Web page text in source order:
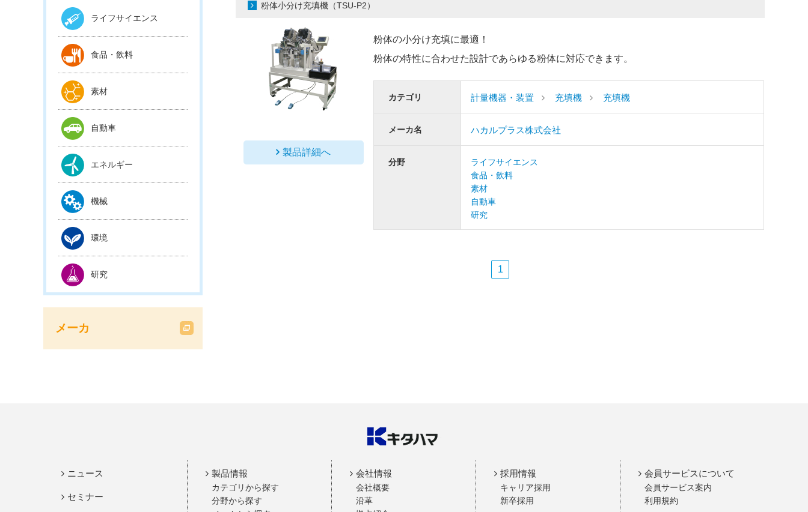
ライフサイエンス
食品・飲料
素材
自動車
エネルギー
機械
環境
研究
メーカ
粉体小分け充填機（TSU-P2）
製品詳細へ
粉体の小分け充填に最適！
粉体の特性に合わせた設計であらゆる粉体に対応できます。
カテゴリ 計量機器・装置 充填機 充填機
メーカ名 ハカルプラス株式会社
分野
ライフサイエンス
食品・飲料
素材
自動車
研究
1
ニュース
セミナー
製品情報
カテゴリから探す
分野から探す
会社情報
会社概要
沿革
採用情報
キャリア採用
新卒採用
会員サービスについて
会員サービス案内
利用規約